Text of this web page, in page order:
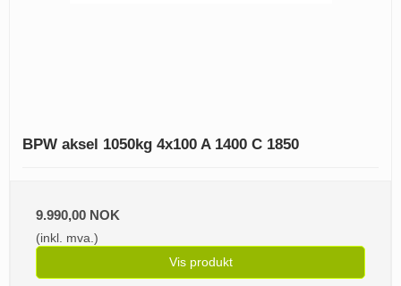
BPW aksel 1050kg 4x100 A 1400 C 1850
9.990,00 NOK
(inkl. mva.)
Vis produkt